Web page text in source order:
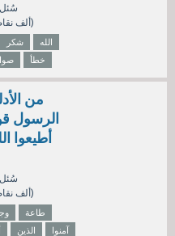
سُئل
202ألفنقاط)
شكر
الله
خطأ
من
الرسول
أطيعوا
سُئل
202ألفنقاط)
طاعة
الذين
آمنوا